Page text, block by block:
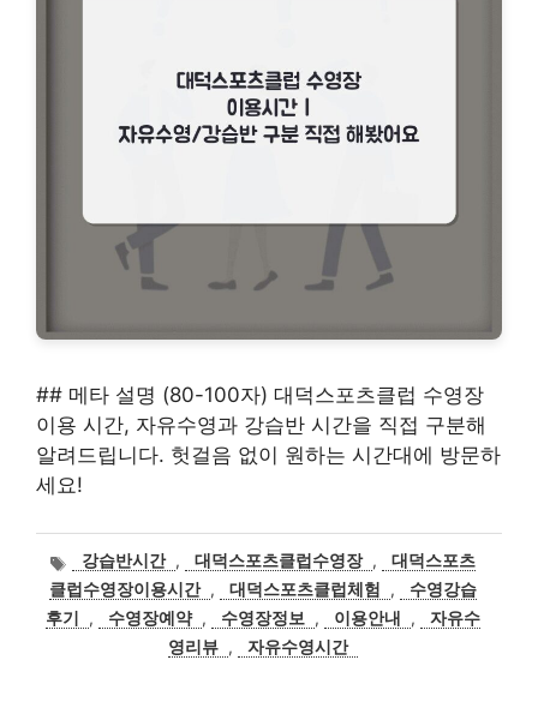
## 메타 설명 (80-100자) 대덕스포츠클럽 수영장
이용 시간, 자유수영과 강습반 시간을 직접 구분해
알려드립니다. 헛걸음 없이 원하는 시간대에 방문하
세요!
태
그
강습반시간 , 대덕스포츠클럽수영장 ,
대덕스포츠
클럽수영장이용시간 , 대덕스포츠클럽체험 ,
수영강습
후기
, 수영장예약 , 수영장정보 , 이용안내 ,
자유수
영리뷰 , 자유수영시간